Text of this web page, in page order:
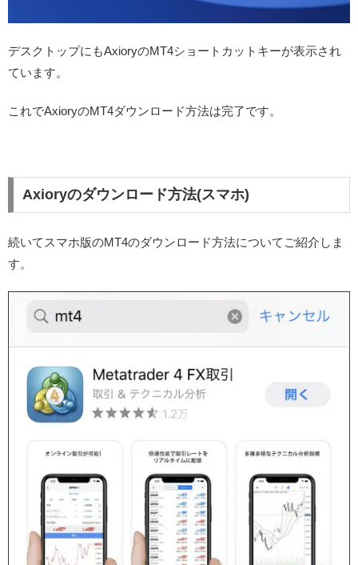
デスクトップにもAxioryのMT4ショートカットキーが表示され
ています。
これでAxioryのMT4ダウンロード方法は完了です。
Axioryのダウンロード方法(スマホ)
続いてスマホ版のMT4のダウンロード方法についてご紹介しま
す。